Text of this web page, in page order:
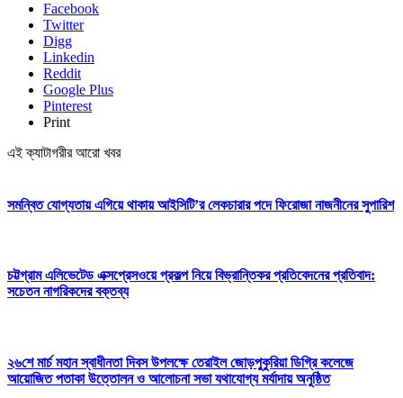
Facebook
Twitter
Digg
Linkedin
Reddit
Google Plus
Pinterest
Print
এই ক্যাটাগরীর আরো খবর
সমন্বিত যোগ্যতায় এগিয়ে থাকায় আইসিটি’র লেকচারার পদে ফিরোজা নাজনীনের সুপারিশ
চট্টগ্রাম এলিভেটেড এক্সপ্রেসওয়ে প্রকল্প নিয়ে বিভ্রান্তিকর প্রতিবেদনের প্রতিবাদ:
সচেতন নাগরিকদের বক্তব্য
২৬শে মার্চ মহান স্বাধীনতা দিবস উপলক্ষে তেরাইল জোড়পুকুরিয়া ডিগ্রি কলেজে
আয়োজিত পতাকা উত্তোলন ও আলোচনা সভা যথাযোগ্য মর্যাদায় অনুষ্ঠিত